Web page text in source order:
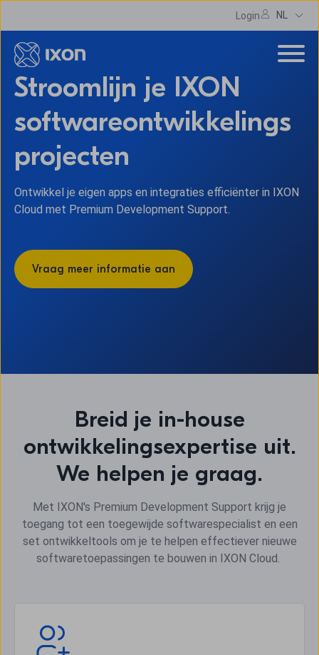
Login NL
Stroomlijn je IXON
softwareontwikkelings
projecten
Ontwikkel je eigen apps en integraties efficiënter in IXON
Cloud met Premium Development Support.
Vraag meer informatie aan
Breid je in-house
ontwikkelingsexpertise uit.
We helpen je graag.
Met IXON's Premium Development Support krijg je
toegang tot een toegewijde softwarespecialist en een
set ontwikkeltools om je te helpen effectiever nieuwe
softwaretoepassingen te bouwen in IXON Cloud.